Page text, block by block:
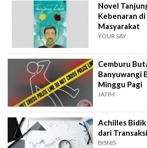
Novel
Kebenaran di
Masyarakat
YOUR SAY
Cemburu
Banyuwangi
Minggu Pagi
JATIM
Achilles
dari
BISNIS